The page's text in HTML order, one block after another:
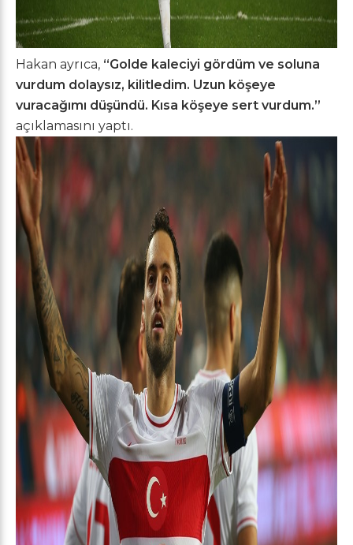
Hakan ayrıca, “Golde kaleciyi gördüm ve soluna
vurdum dolaysız, kilitledim. Uzun köşeye
vuracağımı düşündü. Kısa köşeye sert vurdum.”
açıklamasını yaptı.